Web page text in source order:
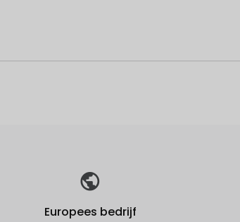
Europees bedrijf